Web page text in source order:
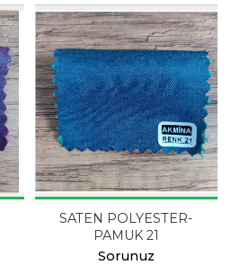
SATEN POLYESTER-
PAMUK 21
Sorunuz